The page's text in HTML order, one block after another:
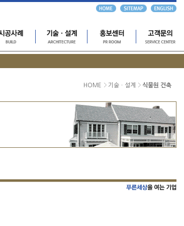
HOME 기술ㆍ설계 식물원 건축